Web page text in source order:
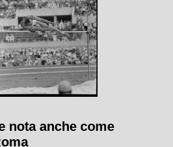
nota anche come